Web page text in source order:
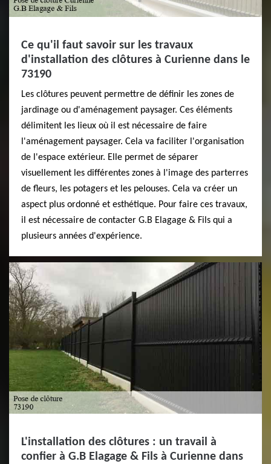
Ce qu'il faut savoir sur les travaux
d'installation des clôtures à Curienne dans le
73190
Les clôtures peuvent permettre de définir les zones de
jardinage ou d'aménagement paysager. Ces éléments
délimitent les lieux où il est nécessaire de faire
l'aménagement paysager. Cela va faciliter l'organisation
de l'espace extérieur. Elle permet de séparer
visuellement les différentes zones à l'image des parterres
de fleurs, les potagers et les pelouses. Cela va créer un
aspect plus ordonné et esthétique. Pour faire ces travaux,
il est nécessaire de contacter G.B Elagage & Fils qui a
plusieurs années d'expérience.
L'installation des clôtures : un travail à
confier à G.B Elagage & Fils à Curienne dans